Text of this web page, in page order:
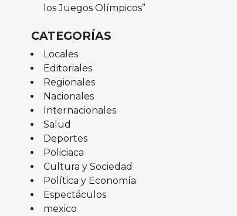
los Juegos Olímpicos”
CATEGORÍAS
Locales
Editoriales
Regionales
Nacionales
Internacionales
Salud
Deportes
Policiaca
Cultura y Sociedad
Política y Economía
Espectáculos
mexico